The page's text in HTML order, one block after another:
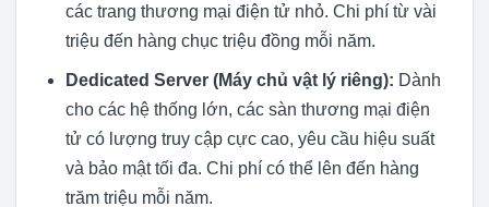
các trang thương mại điện tử nhỏ. Chi phí từ vài
triệu đến hàng chục triệu đồng mỗi năm.
Dedicated Server (Máy chủ vật lý riêng): Dành
cho các hệ thống lớn, các sàn thương mại điện
tử có lượng truy cập cực cao, yêu cầu hiệu suất
và bảo mật tối đa. Chi phí có thể lên đến hàng
trăm triệu mỗi năm.